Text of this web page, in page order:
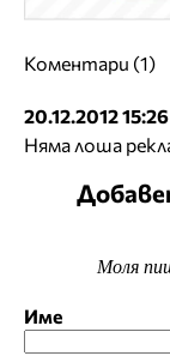
Коментари (1)
20.12.2012
Няма лоша
Моля
Име